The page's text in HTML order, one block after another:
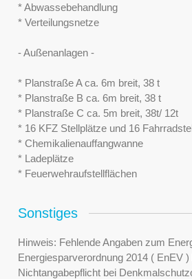
* Abwassebehandlung
* Verteilungsnetze
- Außenanlagen -
* Planstraße A ca. 6m breit, 38 t
* Planstraße B ca. 6m breit, 38 t
* Planstraße C ca. 5m breit, 38t/ 12t
* 16 KFZ Stellplätze und 16
* Chemikalienauffangwanne
* Ladeplätze
* Feuerwehraufstellflächen
Sonstiges
Hinweis: Fehlende Angaben zum
Energiesparverordnung 2014 ( EnEV
Nichtangabepflicht bei